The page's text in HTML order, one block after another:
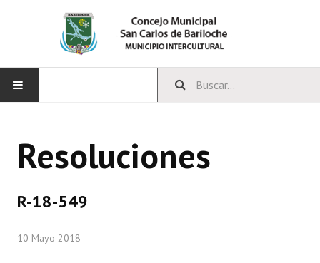
CONCEJO
Comisiones Permanentes
Resoluciones
R-18-549
10 Mayo 2018